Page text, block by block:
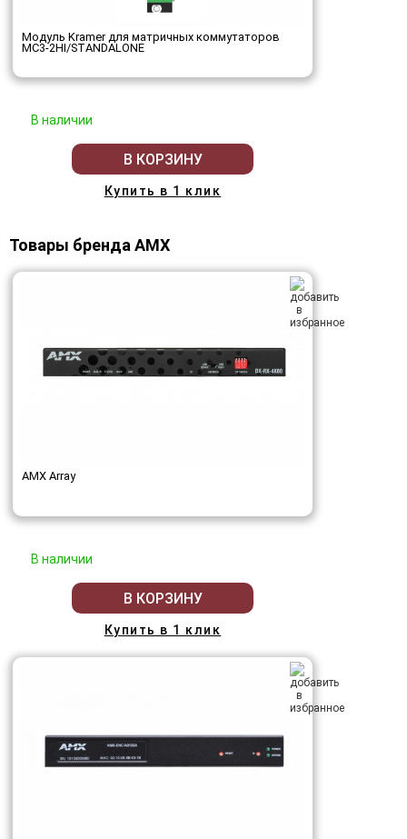
Модуль Kramer для матричных коммутаторов
MC3-2HI/STANDALONE
В наличии
В КОРЗИНУ
Купить в 1 клик
Товары бренда AMX
AMX Array
В наличии
В КОРЗИНУ
Купить в 1 клик